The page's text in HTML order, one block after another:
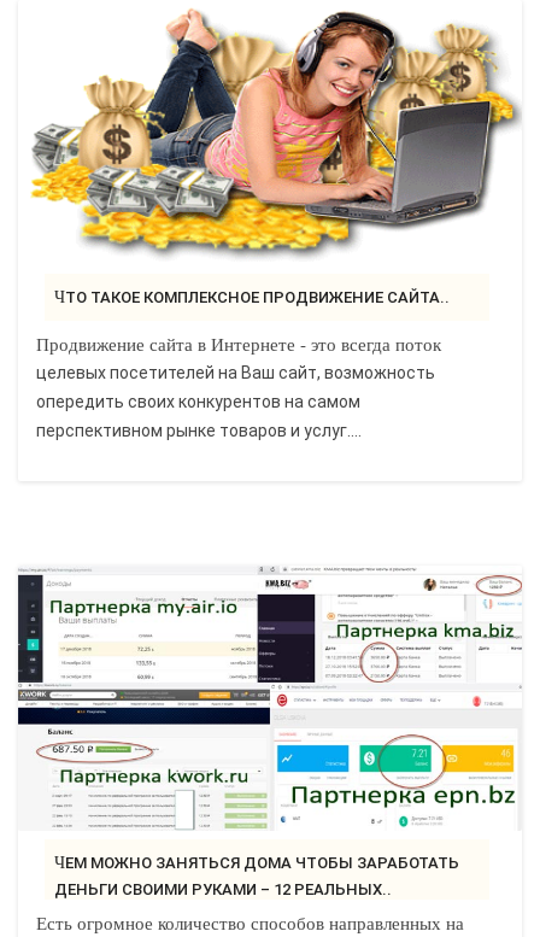
ЧТО ТАКОЕ КОМПЛЕКСНОЕ ПРОДВИЖЕНИЕ САЙТА..
Продвижение сайта в Интернете - это всегда поток
целевых посетителей на Ваш сайт, возможность
опередить своих конкурентов на самом
перспективном рынке товаров и услуг....
ЧЕМ МОЖНО ЗАНЯТЬСЯ ДОМА ЧТОБЫ ЗАРАБОТАТЬ
ДЕНЬГИ СВОИМИ РУКАМИ – 12 РЕАЛЬНЫХ..
Есть огромное количество способов направленных на